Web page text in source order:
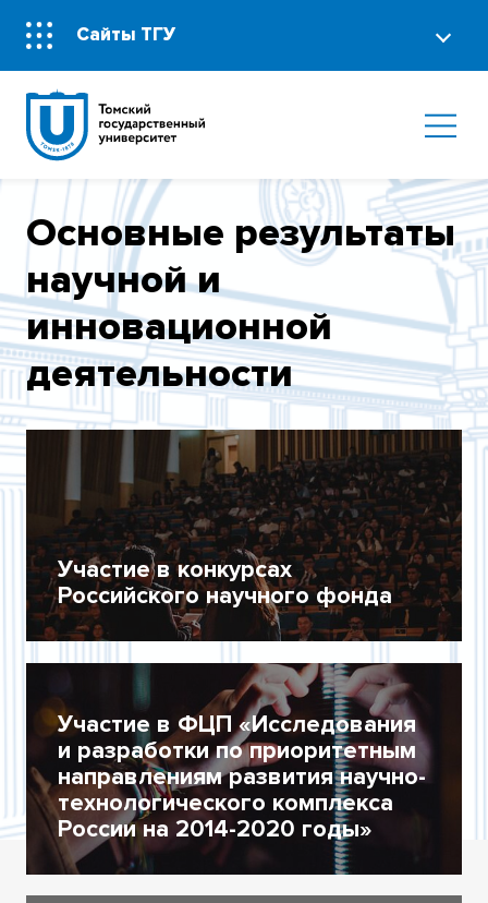
Сайты ТГУ
Основные результаты
научной и
инновационной
деятельности
Участие в конкурсах
Российского научного фонда
Участие в ФЦП «Исследования
и разработки по приоритетным
направлениям развития научно-
технологического комплекса
России на 2014-2020 годы»